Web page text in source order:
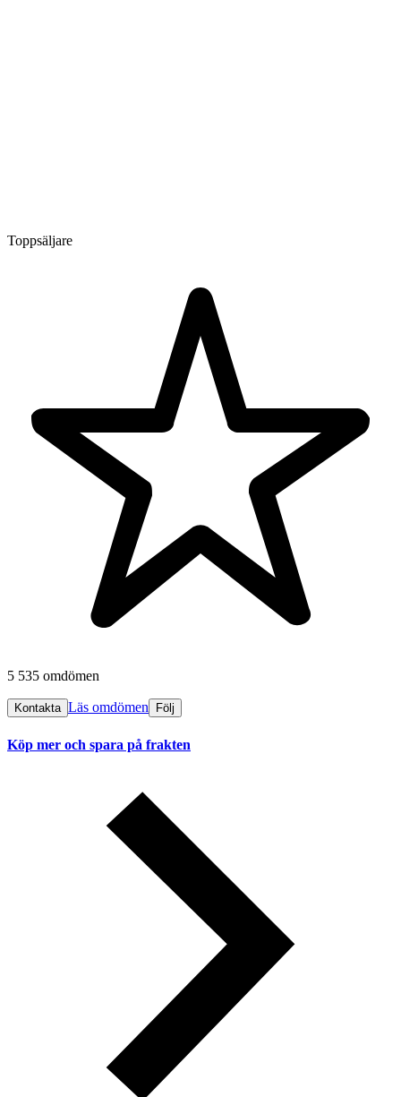
Toppsäljare
5 535 omdömen
Kontakta Läs omdömen Följ
Köp mer och spara på frakten